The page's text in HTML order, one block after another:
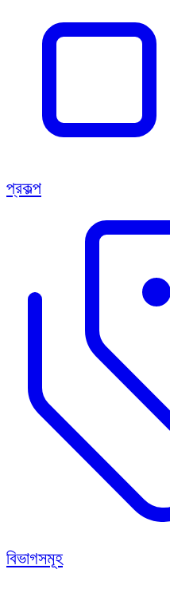
প্রকল্প
বিভাগসমূহ